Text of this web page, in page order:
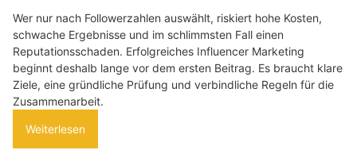
Wer nur nach Followerzahlen auswählt, riskiert hohe Kosten,
schwache Ergebnisse und im schlimmsten Fall einen
Reputationsschaden. Erfolgreiches Influencer Marketing
beginnt deshalb lange vor dem ersten Beitrag. Es braucht klare
Ziele, eine gründliche Prüfung und verbindliche Regeln für die
Zusammenarbeit.
Weiterlesen